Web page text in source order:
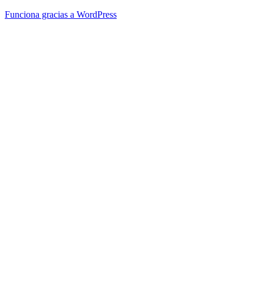
Funciona gracias a WordPress